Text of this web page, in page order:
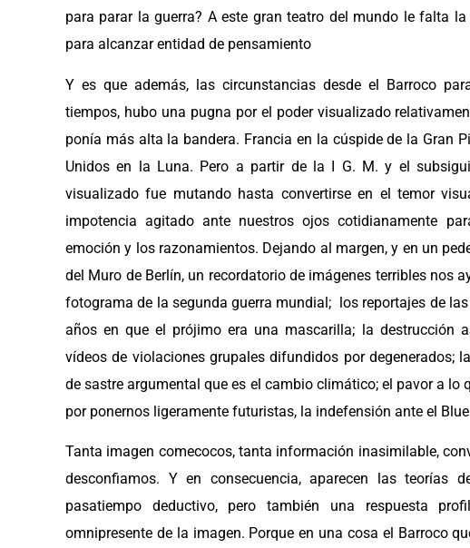
para parar la guerra? A este gran teatro del mundo le falta
para alcanzar entidad de pensamiento
Y es que además, las circunstancias desde el Barroco
tiempos, hubo una pugna por el poder visualizado
ponía más alta la bandera. Francia en la cúspide de la Gran
Unidos en la Luna. Pero a partir de la I G. M. y el
visualizado fue mutando hasta convertirse en el temor
impotencia agitado ante nuestros ojos cotidianamente
emoción y los razonamientos. Dejando al margen, y en un
del Muro de Berlín, un recordatorio de imágenes terribles nos
fotograma de la segunda guerra mundial; los reportajes de
años en que el prójimo era una mascarilla; la destrucción
vídeos de violaciones grupales difundidos por degenerados;
de sastre argumental que es el cambio climático; el pavor a lo
por ponernos ligeramente futuristas, la indefensión ante el
Tanta imagen comecocos, tanta información inasimilable,
desconfiamos. Y en consecuencia, aparecen las teorías
pasatiempo deductivo, pero también una respuesta
omnipresente de la imagen. Porque en una cosa el Barroco